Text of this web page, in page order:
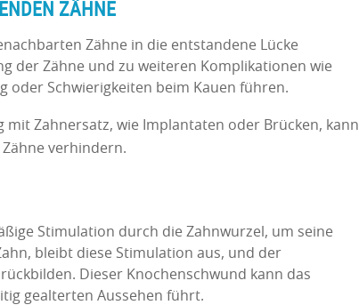
ZÄHNE
Zähne in die entstandene Lücke
der Zähne und zu weiteren Komplikationen wie
oder Schwierigkeiten beim Kauen führen.
mit Zahnersatz, wie Implantaten oder Brücken, kann
verhindern.
Stimulation durch die Zahnwurzel, um seine
bleibt diese Stimulation aus, und der
Dieser Knochenschwund kann das
gealterten Aussehen führt.